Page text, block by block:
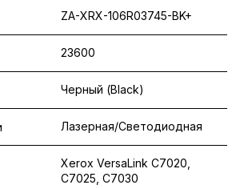
ZA-XRX-106R03745-BK+
23600
Черный (Black)
Лазерная/Светодиодная
Xerox VersaLink C7020,
C7025, C7030